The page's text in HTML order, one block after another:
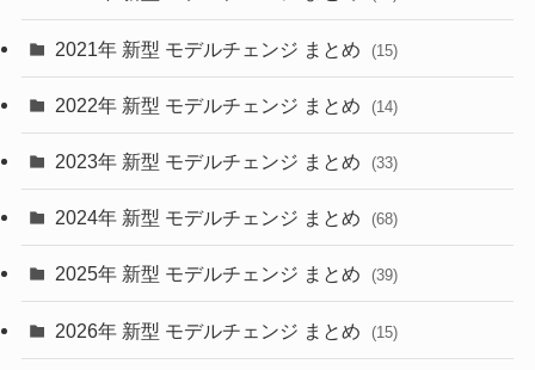
(10)
(9)
(22)
(4)
(9)
(4)
2021年 新型 モデルチェンジ まとめ (15)
2022年 新型 モデルチェンジ まとめ (14)
2023年 新型 モデルチェンジ まとめ (33)
2024年 新型 モデルチェンジ まとめ (68)
2025年 新型 モデルチェンジ まとめ (39)
2026年 新型 モデルチェンジ まとめ (15)